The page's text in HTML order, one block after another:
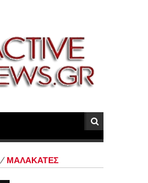
/ ΜΑΛΑΚΑΤΕΣ